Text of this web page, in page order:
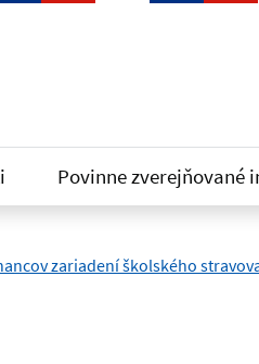
Povinne zverejňované
zariadení školského